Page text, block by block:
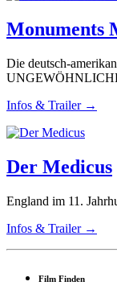
Monuments
Die deutsch-
Infos & Trailer →
Der Medicus
England im 11.
Infos & Trailer →
Film Finden